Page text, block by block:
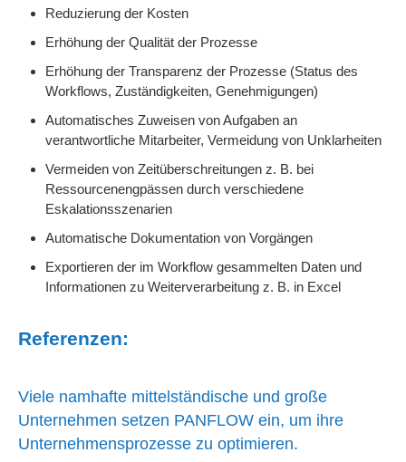
Reduzierung der Kosten
Erhöhung der Qualität der Prozesse
Erhöhung der Transparenz der Prozesse (Status des
Workflows, Zuständigkeiten, Genehmigungen)
Automatisches Zuweisen von Aufgaben an
verantwortliche Mitarbeiter, Vermeidung von Unklarheiten
Vermeiden von Zeitüberschreitungen z. B. bei
Ressourcenengpässen durch verschiedene
Eskalationsszenarien
Automatische Dokumentation von Vorgängen
Exportieren der im Workflow gesammelten Daten und
Informationen zu Weiterverarbeitung z. B. in Excel
Referenzen:
Viele namhafte mittelständische und große
Unternehmen setzen PANFLOW ein, um ihre
Unternehmensprozesse zu optimieren.